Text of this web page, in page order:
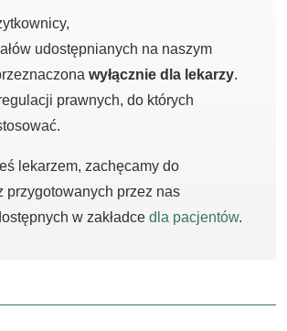
udostępnianych na naszym
wyłącznie dla lekarzy.
prawnych, do których
lekarzem, zachęcamy do
przygotowanych przez nas
w zakładce dla pacjentów.